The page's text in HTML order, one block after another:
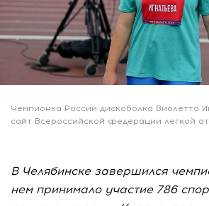
Чемпионка России дискоболка Виолетта
сайт Всероссийской федерации легкой
В Челябинске завершился
нем принимало участие 786